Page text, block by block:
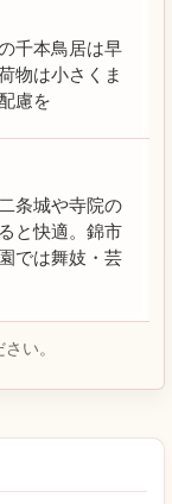
千本鳥居は早
物は小さくま
慮を
条城や寺院の
と快適。錦市
では舞妓・芸
い。